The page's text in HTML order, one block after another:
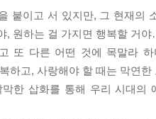
을 하든, 언제나 너를 응원하는
붙이고 서 있지만, 그 현재의
, 원하는 걸 가지면 행복할 거
또 다른 어떤 것에 목말라
하고, 사랑해야 할 때는 막연한
한 삽화를 통해 우리 시대의